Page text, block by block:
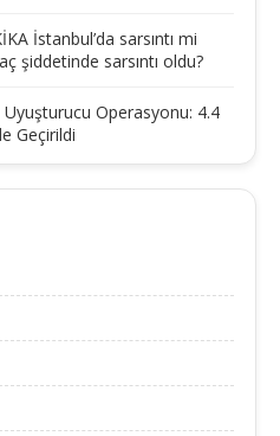
İstanbul’da sarsıntı mi
şiddetinde sarsıntı oldu?
Uyuşturucu Operasyonu: 4.4
Geçirildi